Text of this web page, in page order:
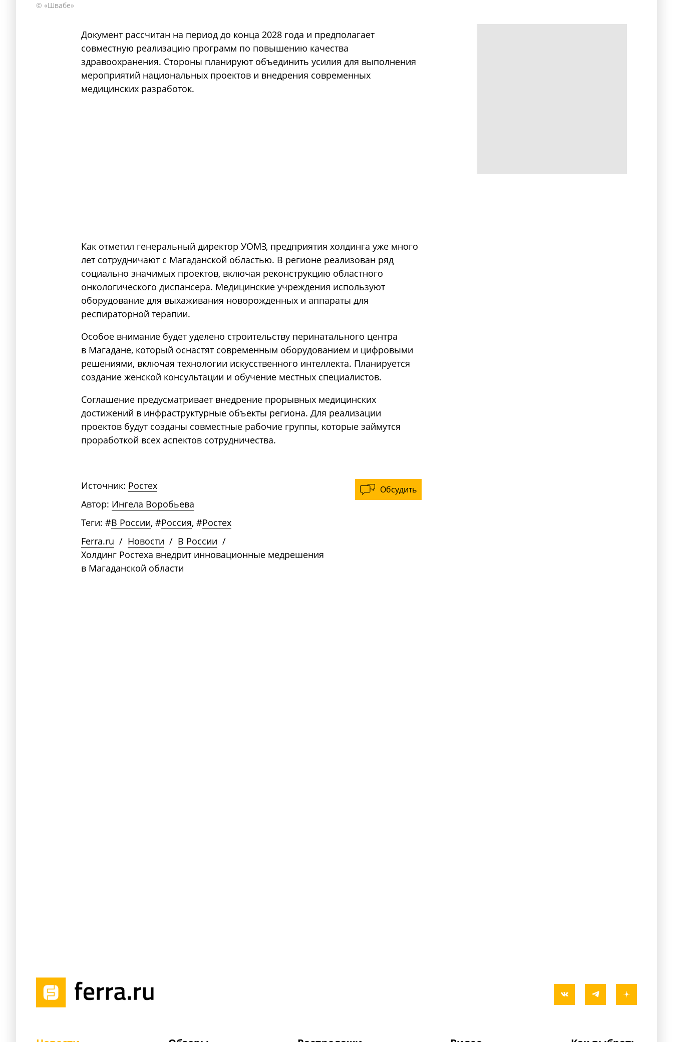
© «Швабе»
Документ рассчитан на период до конца 2028 года и предполагает
совместную реализацию программ по повышению качества
здравоохранения. Стороны планируют объединить усилия для выполнения
мероприятий национальных проектов и внедрения современных
медицинских разработок.
Как отметил генеральный директор УОМЗ, предприятия холдинга уже много
лет сотрудничают с Магаданской областью. В регионе реализован ряд
социально значимых проектов, включая реконструкцию областного
онкологического диспансера. Медицинские учреждения используют
оборудование для выхаживания новорожденных и аппараты для
респираторной терапии.
Особое внимание будет уделено строительству перинатального центра
в Магадане, который оснастят современным оборудованием и цифровыми
решениями, включая технологии искусственного интеллекта. Планируется
создание женской консультации и обучение местных специалистов.
Соглашение предусматривает внедрение прорывных медицинских
достижений в инфраструктурные объекты региона. Для реализации
проектов будут созданы совместные рабочие группы, которые займутся
проработкой всех аспектов сотрудничества.
Обсудить
Источник: Ростех
Автор: Ингела Воробьева
Теги: #В России, #Россия, #Ростех
Ferra.ru / Новости / В России /
Холдинг Ростеха внедрит инновационные медрешения
в Магаданской области